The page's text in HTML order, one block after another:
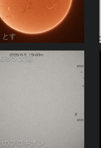
とす
8/5 太陽
プロキオン